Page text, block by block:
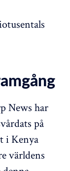
News har
på
i Kenya
världens